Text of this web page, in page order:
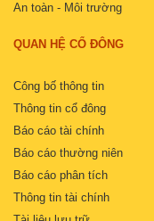
An toàn - Môi trường
QUAN HỆ CỔ ĐÔNG
Công bố thông tin
Thông tin cổ đông
Báo cáo tài chính
Báo cáo thường niên
Báo cáo phân tích
Thông tin tài chính